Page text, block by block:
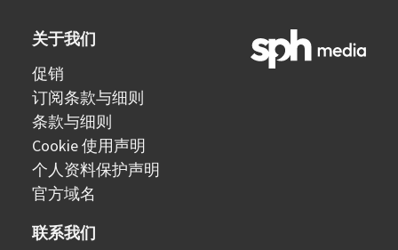
关于我们
促销
订阅条款与细则
条款与细则
Cookie 使用声明
个人资料保护声明
官方域名
联系我们